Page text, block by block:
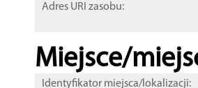
Adres URI zasobu:
Miejsce/
Identyfikator miejsca/lokalizacji: